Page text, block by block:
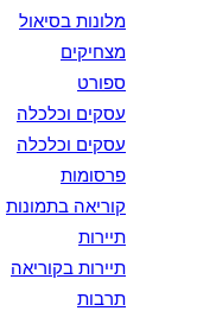
מלונות בסיאול
מצחיקים
ספורט
עסקים וכלכלה
עסקים וכלכלה
פרסומות
קוריאה בתמונות
תיירות
תיירות בקוריאה
תרבות